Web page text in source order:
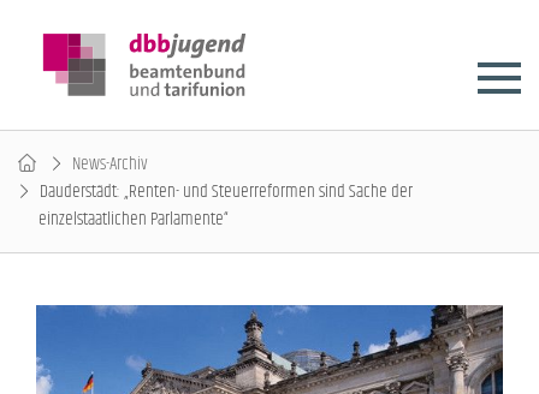
News-Archiv
Dauderstädt: „Renten- und Steuerreformen sind Sache der
einzelstaatlichen Parlamente“